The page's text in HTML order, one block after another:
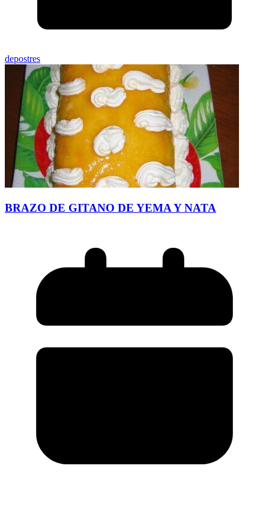
depostres
BRAZO DE GITANO DE YEMA Y NATA